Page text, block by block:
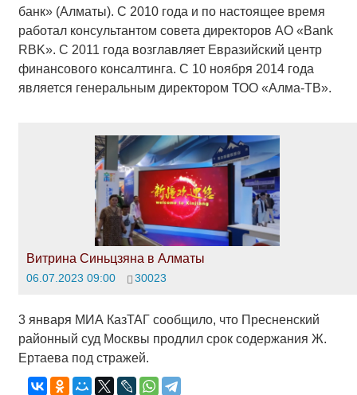
банк» (Алматы). С 2010 года и по настоящее время
работал консультантом совета директоров АО «Bank
RBK». С 2011 года возглавляет Евразийский центр
финансового консалтинга. С 10 ноября 2014 года
является генеральным директором ТОО «Алма-ТВ».
Витрина Синьцзяна в Алматы
06.07.2023 09:00 30023
3 января МИА КазТАГ сообщило, что Пресненский
районный суд Москвы продлил срок содержания Ж.
Ертаева под стражей.